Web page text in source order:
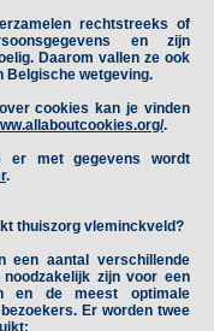
rechtstreeks of
en zijn
Daarom vallen ze ook
Belgische wetgeving.
cookies kan je vinden
.
er met gegevens wordt
.
thuiszorg vleminckveld?
een aantal verschillende
zijn voor een
en de meest optimale
Er worden twee